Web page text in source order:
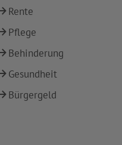
Rente
Pflege
Behinderung
Gesundheit
Bürgergeld